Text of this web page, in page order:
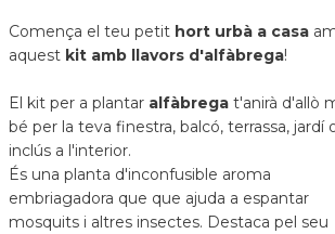
Comença el teu petit hort urbà a casa
aquest kit amb llavors d'alfàbrega!
El kit per a plantar alfàbrega t'anirà d'allò
bé per la teva finestra, balcó, terrassa, jardí
inclús a l'interior.
És una planta d'inconfusible aroma
embriagadora que que ajuda a espantar
mosquits i altres insectes. Destaca pel seu